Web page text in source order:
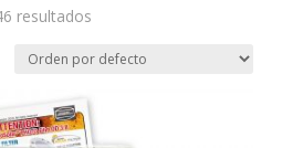
resultados